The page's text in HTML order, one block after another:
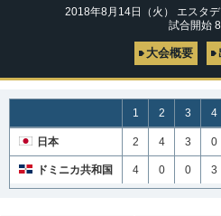
2018年8月14日（火） エスタ
試合開始
大会概要
1 2 3 4
日本 2 4 3 0
ドミニカ共和国 4 0 0 3